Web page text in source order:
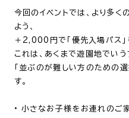
今回のイベントでは、より多
よう、
＋2,000円で「優先入場パス」
これは、あくまで遊園地でいう
「並ぶのが難しい方のための
す。
•
小さなお子様をお連れのご